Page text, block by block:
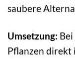
saubere
Umsetzung:
Pflanzen direkt